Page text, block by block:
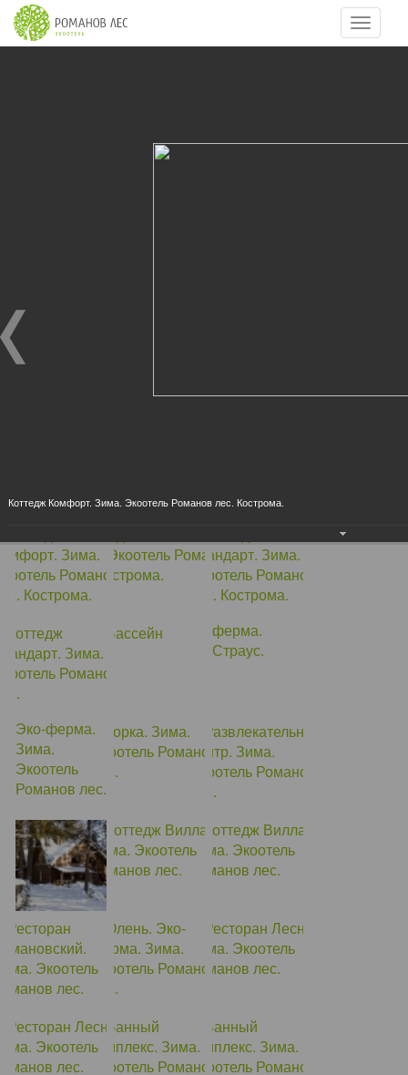
10 из 38
Коттедж Комфорт. Зима. Экоотель Романов лес. Кострома.